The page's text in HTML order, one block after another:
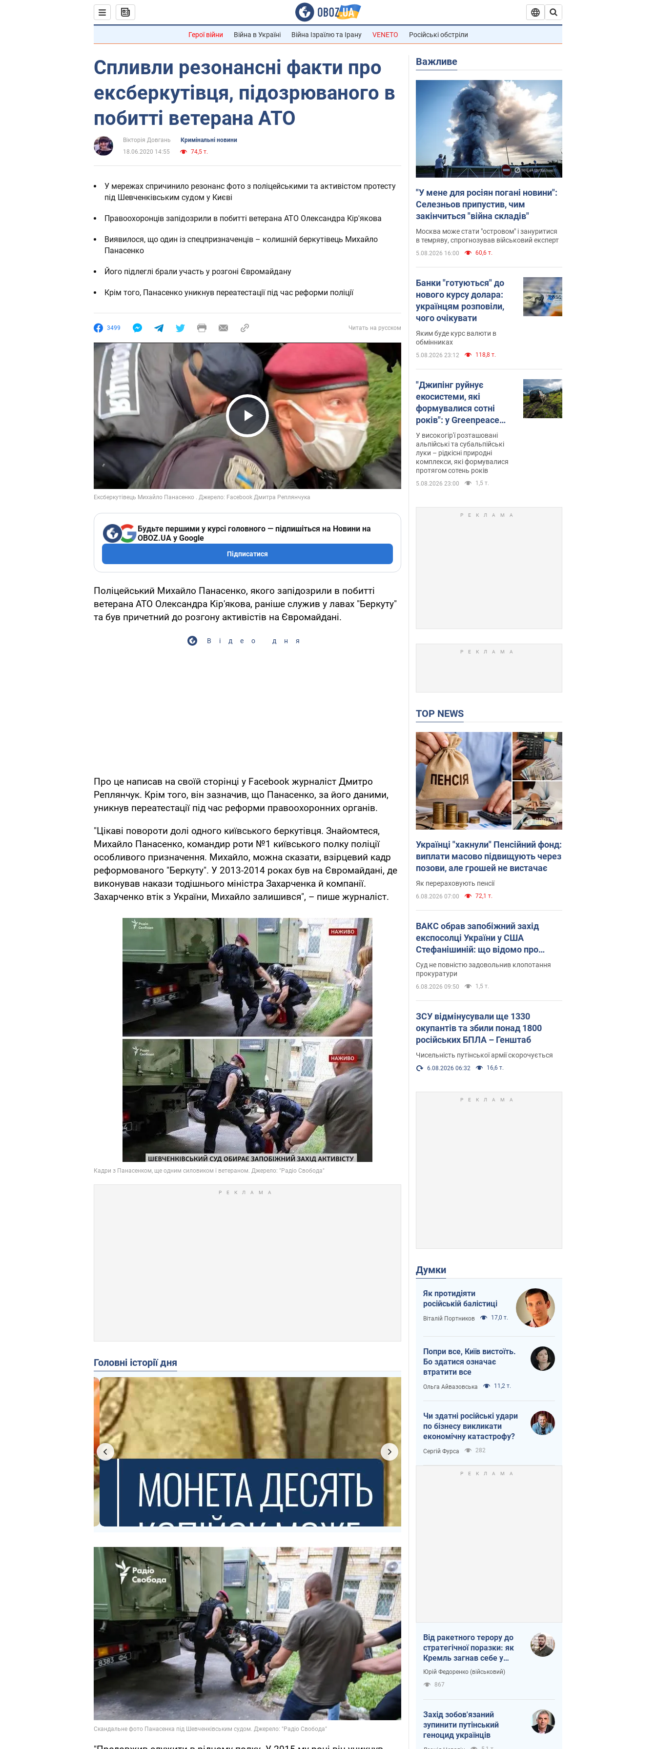
Герої війни Війна в Україні Війна Ізраїлю та Ірану VENETO Російські обстріли
Спливли резонансні факти про
ексберкутівця, підозрюваного в
побитті ветерана АТО
Вікторія Довгань
Кримінальні новини
18.06.2020 14:55
74,5 т.
У мережах спричинило резонанс фото з поліцейськими та активістом протесту
під Шевченківським судом у Києві
Правоохоронців запідозрили в побитті ветерана АТО Олександра Кір'якова
Виявилося, що один із спецпризначенців – колишній беркутівець Михайло
Панасенко
Його підлеглі брали участь у розгоні Євромайдану
Крім того, Панасенко уникнув переатестації під час реформи поліції
3499 Читать на русском
Play Video
Будьте першими у курсі головного — підпишіться на Новини на
OBOZ.UA у Google
Підписатися
Поліцейський Михайло Панасенко, якого запідозрили в побитті
ветерана АТО Олександра Кір'якова, раніше служив у лавах "Беркуту"
та був причетний до розгону активістів на Євромайдані.
Відео дня
Про це написав на своїй сторінці у Facebook журналіст Дмитро
Реплянчук. Крім того, він зазначив, що Панасенко, за його даними,
уникнув переатестації під час реформи правоохоронних органів.
"Цікаві повороти долі одного київського беркутівця. Знайомтеся,
Михайло Панасенко, командир роти №1 київського полку поліції
особливого призначення. Михайло, можна сказати, взірцевий кадр
реформованого "Беркуту". У 2013-2014 роках був на Євромайдані, де
виконував накази тодішнього міністра Захарченка й компанії.
Захарченко втік з України, Михайло залишився", – пише журналіст.
Головні історії дня
Важливе
"У мене для росіян погані новини":
Селезньов припустив, чим
закінчиться "війна складів"
Москва може стати "островом" і зануритися
в темряву, спрогнозував військовий експерт
5.08.2026 16:00 60,6 т.
Банки "готуються" до
нового курсу долара:
українцям розповіли,
чого очікувати
Яким буде курс валюти в
обмінниках
5.08.2026 23:12 118,8 т.
"Джипінг руйнує
екосистеми, які
формувалися сотні
років": у Greenpeace
забили на сполох
У високогір'ї розташовані
альпійські та субальпійські
луки – рідкісні природні
комплекси, які формувалися
протягом сотень років
5.08.2026 23:00 1,5 т.
TOP NEWS
Українці "хакнули" Пенсійний фонд:
виплати масово підвищують через
позови, але грошей не вистачає
Як перераховують пенсії
6.08.2026 07:00 72,1 т.
ВАКС обрав запобіжний захід
експосолці України у США
Стефанішиній: що відомо про
справу
Суд не повністю задовольнив клопотання
прокуратури
6.08.2026 09:50 1,5 т.
ЗСУ відмінусували ще 1330
окупантів та збили понад 1800
російських БПЛА – Генштаб
Чисельність путінської армії скорочується
6.08.2026 06:32 16,6 т.
Думки
Як протидіяти
російській балістиці
Віталій Портников 17,0 т.
Попри все, Київ вистоїть.
Бо здатися означає
втратити все
Ольга Айвазовська 11,2 т.
Чи здатні російські удари
по бізнесу викликати
економічну катастрофу?
Сергій Фурса 282
Від ракетного терору до
стратегічної поразки: як
Кремль загнав себе у
пастку
Юрій Федоренко (військовий)
867
Захід зобов'язаний
зупинити путінський
геноцид українців